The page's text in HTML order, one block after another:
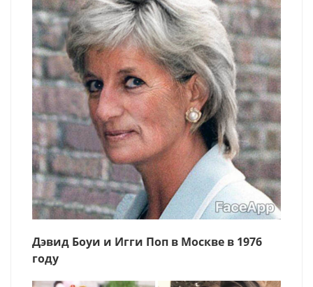
Дэвид Боуи и Игги Поп в Москве в 1976
году